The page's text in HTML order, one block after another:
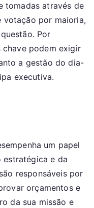
tomadas através de
votação por maioria,
Por
chave podem exigir
a gestão do dia-
executiva.
um papel
estratégica e da
responsáveis por
orçamentos e
da sua missão e